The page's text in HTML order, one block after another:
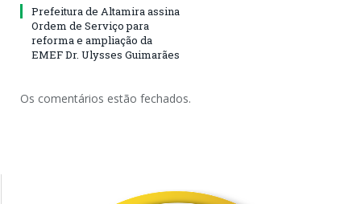
Prefeitura de Altamira assina
Ordem de Serviço para
reforma e ampliação da
EMEF Dr. Ulysses Guimarães
Os comentários estão fechados.